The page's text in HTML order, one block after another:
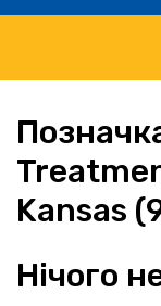
Kansas
Нічого